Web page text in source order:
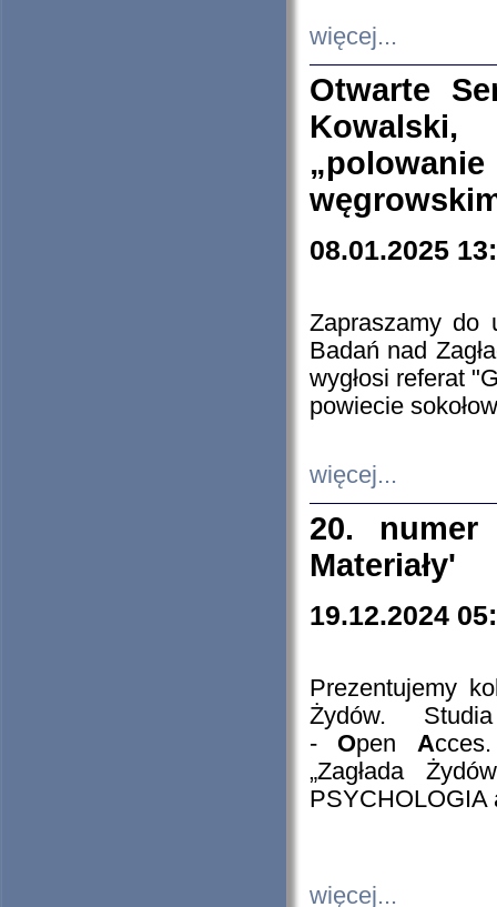
więcej...
Otwarte
08.01.2025
Zapraszamy do
Badań nad
wygłosi referat
powiecie
więcej...
20. numer
Materiały'
19.12.2024
Prezentujemy
Żydów.
- Open A
„Zagłada
PSYCHOLOGIA
więcej...